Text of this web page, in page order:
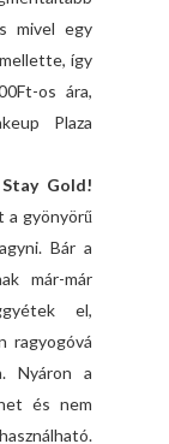
mivel egy
így
os ára,
Plaza
Stay Gold!
a gyönyörű
Bár a
már-már
el,
ragyogóvá
Nyáron a
és nem